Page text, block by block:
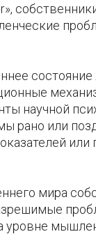
научной
рано или
мира